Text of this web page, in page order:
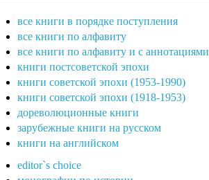
все книги в порядке поступления
все книги по алфавиту
все книги по алфавиту и с аннотациями
книги постсоветской эпохи
книги советской эпохи (1953-1990)
книги советской эпохи (1918-1953)
дореволюционные книги
зарубежные книги на русском
книги на английском
editor`s choice